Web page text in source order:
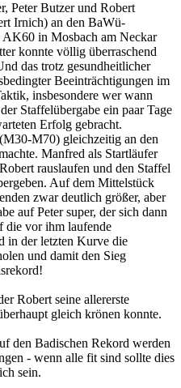
Peter Butzer und Robert
Irnich) an den BaWü-
AK60 in Mosbach am Neckar
konnte völlig überraschend
das trotz gesundheitlicher
Beeinträchtigungen im
insbesondere wer wann
Staffelübergabe ein paar Tage
Erfolg gebracht.
M70) gleichzeitig an den
Manfred als Startläufer
rauslaufen und den Staffel
Auf dem Mittelstück
zwar deutlich größer, aber
auf Peter super, der sich dann
die vor ihm laufende
in der letzten Kurve die
und damit den Sieg
Robert seine allererste
gleich krönen konnte.
den Badischen Rekord werden
- wenn alle fit sind sollte dies
sein.